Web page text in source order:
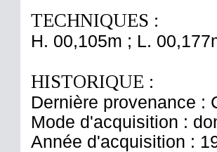
TECHNIQUES :
H. 00,105m ; L.
HISTORIQUE :
Dernière provenance :
Mode d'acquisition :
Année d'acquisition :